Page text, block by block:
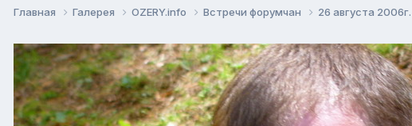
Главная Галерея OZERY.info Встречи форумчан 26 августа 2006г.